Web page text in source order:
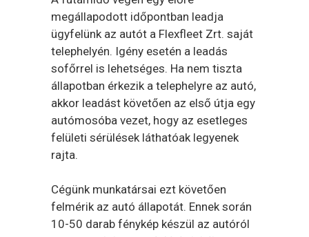
megállapodott időpontban leadja
ügyfelünk az autót a Flexfleet Zrt. saját
telephelyén. Igény esetén a leadás
sofőrrel is lehetséges. Ha nem tiszta
állapotban érkezik a telephelyre az autó,
akkor leadást követően az első útja egy
autómosóba vezet, hogy az esetleges
felületi sérülések láthatóak legyenek
rajta.
Cégünk munkatársai ezt követően
felmérik az autó állapotát. Ennek során
10-50 darab fénykép készül az autóról